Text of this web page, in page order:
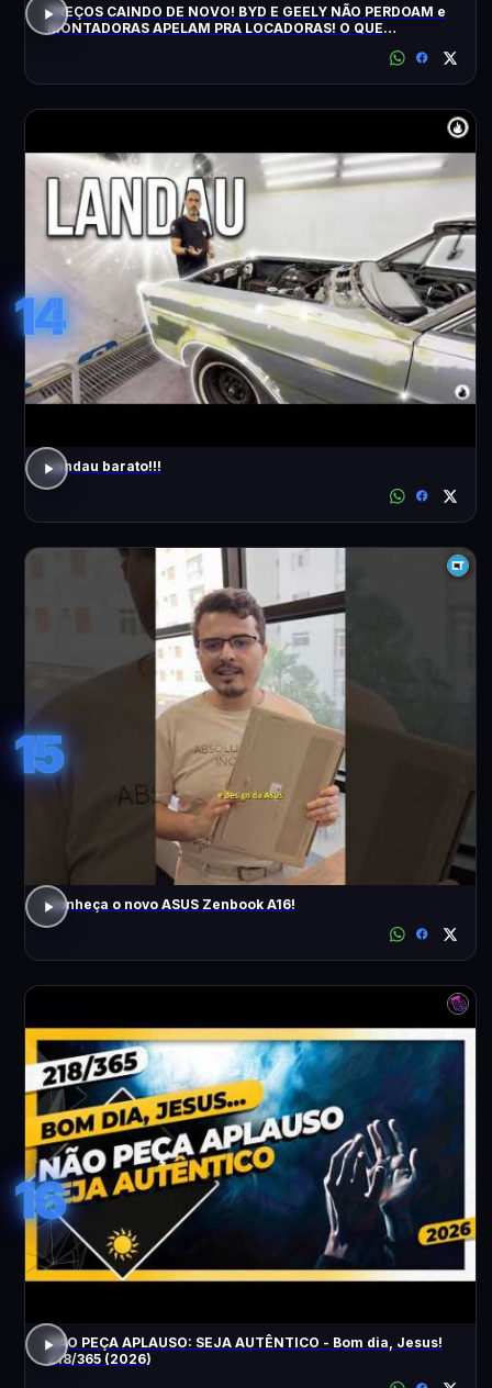
PREÇOS CAINDO DE NOVO! BYD E GEELY NÃO PERDOAM e
MONTADORAS APELAM PRA LOCADORAS! O QUE
14
Landau barato!!!
15
Conheça o novo ASUS Zenbook A16!
16
NÃO PEÇA APLAUSO: SEJA AUTÊNTICO - Bom dia, Jesus!
218/365 (2026)